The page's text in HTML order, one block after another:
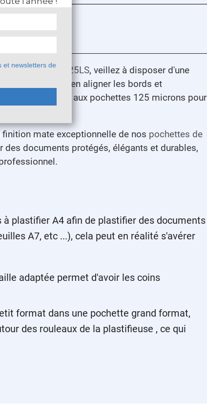
POMA4125LS, veillez à disposer d'une
en veillant à bien aligner les bords et
adaptée aux pochettes 125 microns pour
mate exceptionnelle de nos pochettes de
des documents protégés, élégants et durables,
plastifier A4 afin de plastifier des documents
A7, etc ...), cela peut en réalité s'avérer
adaptée permet d'avoir les coins
format dans une pochette grand format,
des rouleaux de la plastifieuse , ce qui